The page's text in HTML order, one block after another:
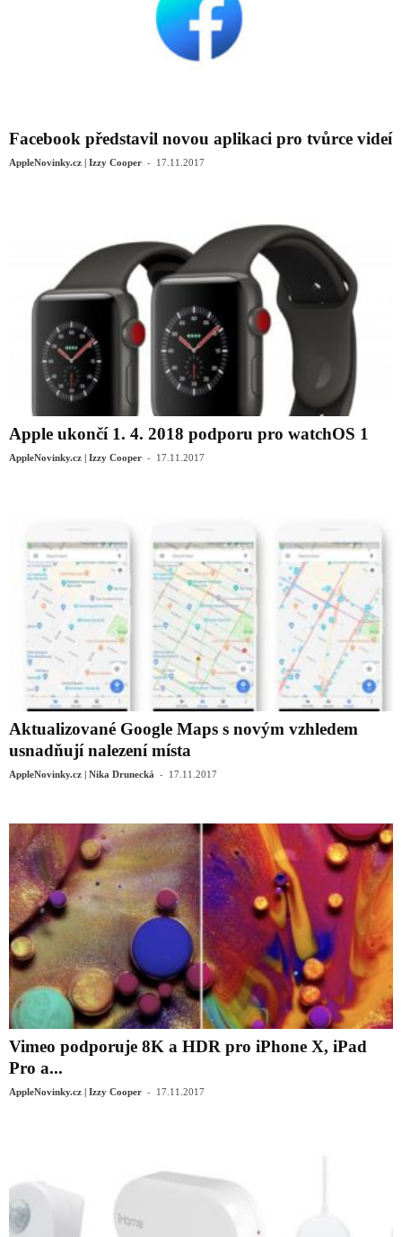
Facebook představil novou aplikaci pro tvůrce videí
AppleNovinky.cz | Izzy Cooper - 17.11.2017
Apple ukončí 1. 4. 2018 podporu pro watchOS 1
AppleNovinky.cz | Izzy Cooper - 17.11.2017
Aktualizované Google Maps s novým vzhledem
usnadňují nalezení místa
AppleNovinky.cz | Nika Drunecká - 17.11.2017
Vimeo podporuje 8K a HDR pro iPhone X, iPad
Pro a...
AppleNovinky.cz | Izzy Cooper - 17.11.2017